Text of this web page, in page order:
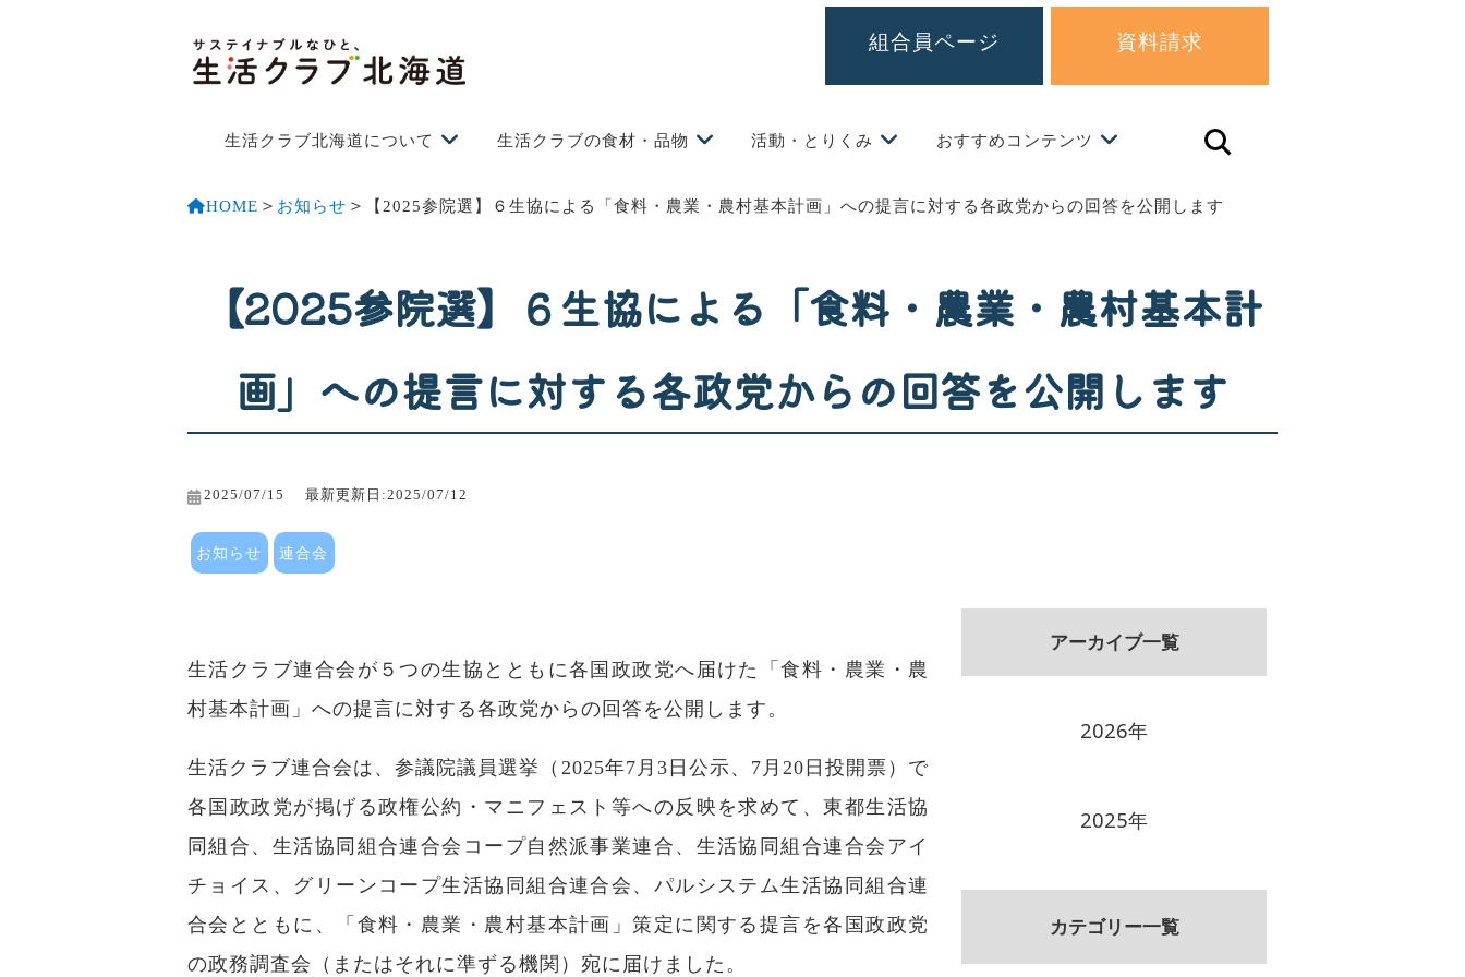
組合員ページ 資料請求
生活クラブ北海道について 生活クラブの食材・品物 活動・とりくみ おすすめコンテンツ
虫
ア
イ
HOME ＞ お知らせ ＞ 【2025参院選】６生協による「食料・農業・農村基本計画」への提言に対する各政党からの回答を公開します
【2025参院選】６生協による「食料・農業・農村基本計
画」への提言に対する各政党からの回答を公開します
2025/07/15 最新更新日:2025/07/12
お知らせ 連合会
生活クラブ連合会が５つの生協とともに各国政政党へ届けた「食料・農業・農
村基本計画」への提言に対する各政党からの回答を公開します。
生活クラブ連合会は、参議院議員選挙（2025年7月3日公示、7月20日投開票）で
各国政政党が掲げる政権公約・マニフェスト等への反映を求めて、東都生活協
同組合、生活協同組合連合会コープ自然派事業連合、生活協同組合連合会アイ
チョイス、グリーンコープ生活協同組合連合会、パルシステム生活協同組合連
合会とともに、「食料・農業・農村基本計画」策定に関する提言を各国政政党
の政務調査会（またはそれに準ずる機関）宛に届けました。
アーカイブ一覧
2026年
2025年
カテゴリー一覧